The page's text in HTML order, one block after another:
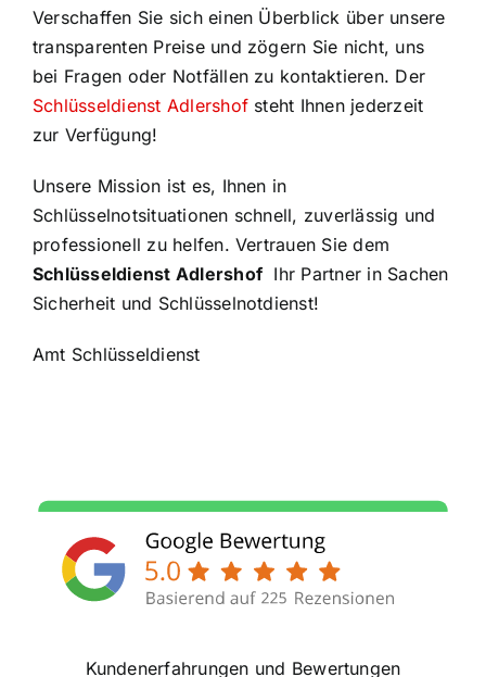
Verschaffen Sie sich einen Überblick über unsere
transparenten Preise und zögern Sie nicht, uns
bei Fragen oder Notfällen zu kontaktieren. Der
Schlüsseldienst Adlershof steht Ihnen jederzeit
zur Verfügung!
Unsere Mission ist es, Ihnen in
Schlüsselnotsituationen schnell, zuverlässig und
professionell zu helfen. Vertrauen Sie dem
Schlüsseldienst AdlershofIhr Partner in Sachen
Sicherheit und Schlüsselnotdienst!
Amt Schlüsseldienst
Kundenerfahrungen und Bewertungen